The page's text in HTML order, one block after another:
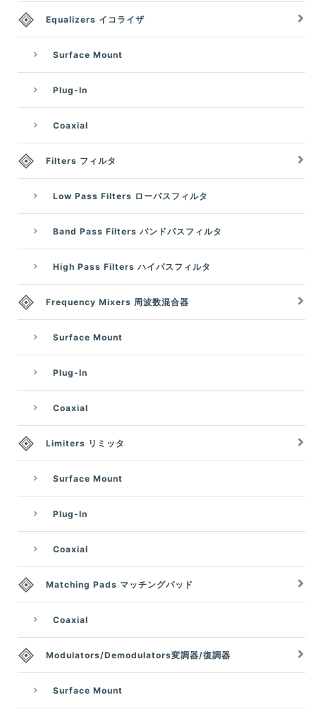
Equalizers イコライザ
Surface Mount
Plug-In
Coaxial
Filters フィルタ
Low Pass Filters ローパスフィルタ
Band Pass Filters バンドパスフィルタ
High Pass Filters ハイパスフィルタ
Frequency Mixers 周波数混合器
Surface Mount
Plug-In
Coaxial
Limiters リミッタ
Surface Mount
Plug-In
Coaxial
Matching Pads マッチングパッド
Coaxial
Modulators/Demodulators変調器/復調器
Surface Mount